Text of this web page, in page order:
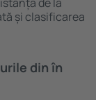
și clasificarea
din în